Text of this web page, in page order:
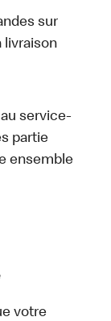
sur
livraison
service-
partie
ensemble
votre